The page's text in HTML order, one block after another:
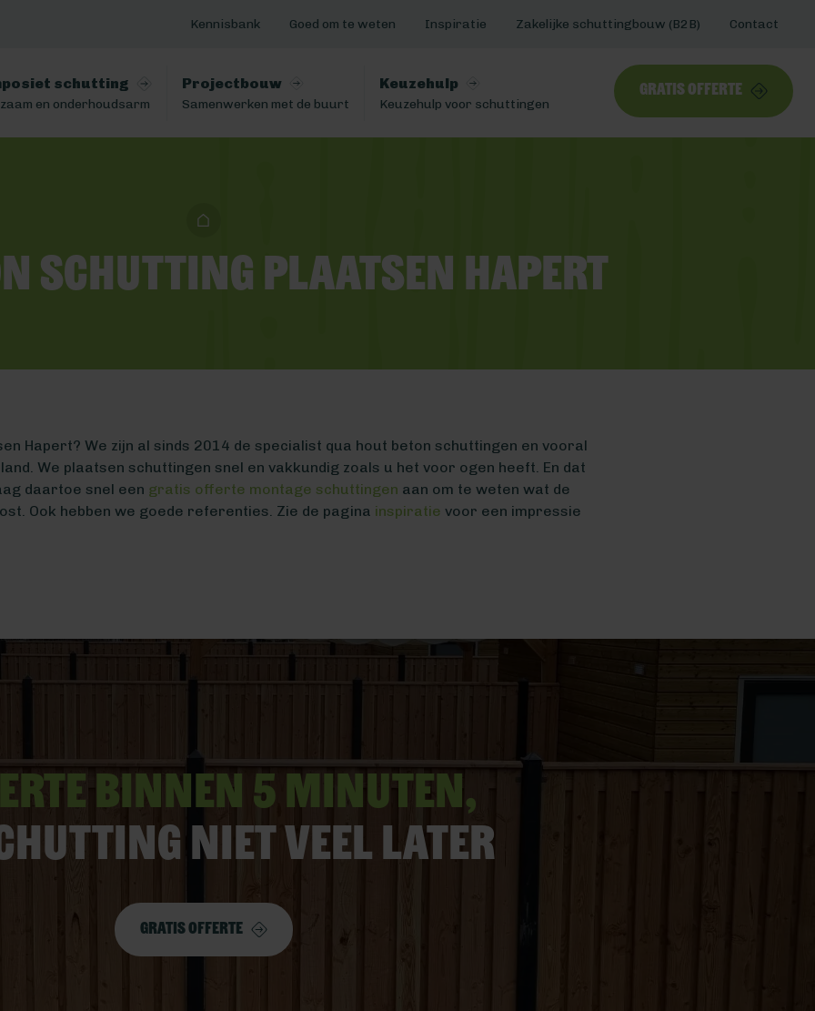
Kennisbank Goed om te weten Inspiratie Zakelijke schuttingbouw (B2B) Contact
schutting
en onderhoudsarm
Projectbouw
Samenwerken met de buurt
Keuzehulp
Keuzehulp voor schuttingen
Gratis offerte
schutting plaatsen Hapert
Hapert? We zijn al sinds 2014 de specialist qua hout beton schuttingen en vooral
We plaatsen schuttingen snel en vakkundig zoals u het voor ogen heeft. En dat
daartoe snel een gratis offerte montage schuttingen aan om te weten wat de
Ook hebben we goede referenties. Zie de pagina inspiratie voor een impressie
binnen 5 minuten,
niet veel later
Gratis offerte